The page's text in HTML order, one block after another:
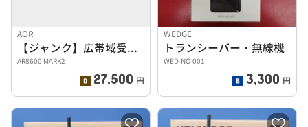
AOR
【ジャンク】広帯域受信機
AR8600 MARK2
27,500 円
WEDGE
トランシーバー・無線機
WED-NO-001
3,300 円